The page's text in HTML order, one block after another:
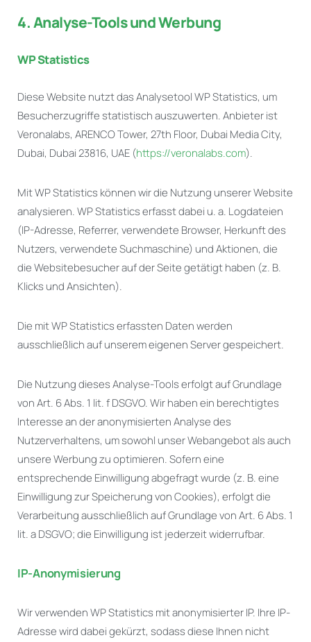
4. Analyse-Tools und Werbung
WP Statistics
Diese Website nutzt das Analysetool WP Statistics, um
Besucherzugriffe statistisch auszuwerten. Anbieter ist
Veronalabs, ARENCO Tower, 27th Floor, Dubai Media City,
Dubai, Dubai 23816, UAE (https://veronalabs.com).
Mit WP Statistics können wir die Nutzung unserer Website
analysieren. WP Statistics erfasst dabei u. a. Logdateien
(IP-Adresse, Referrer, verwendete Browser, Herkunft des
Nutzers, verwendete Suchmaschine) und Aktionen, die
die Websitebesucher auf der Seite getätigt haben (z. B.
Klicks und Ansichten).
Die mit WP Statistics erfassten Daten werden
ausschließlich auf unserem eigenen Server gespeichert.
Die Nutzung dieses Analyse-Tools erfolgt auf Grundlage
von Art. 6 Abs. 1 lit. f DSGVO. Wir haben ein berechtigtes
Interesse an der anonymisierten Analyse des
Nutzerverhaltens, um sowohl unser Webangebot als auch
unsere Werbung zu optimieren. Sofern eine
entsprechende Einwilligung abgefragt wurde (z. B. eine
Einwilligung zur Speicherung von Cookies), erfolgt die
Verarbeitung ausschließlich auf Grundlage von Art. 6 Abs. 1
lit. a DSGVO; die Einwilligung ist jederzeit widerrufbar.
IP-Anonymisierung
Wir verwenden WP Statistics mit anonymisierter IP. Ihre IP-
Adresse wird dabei gekürzt, sodass diese Ihnen nicht